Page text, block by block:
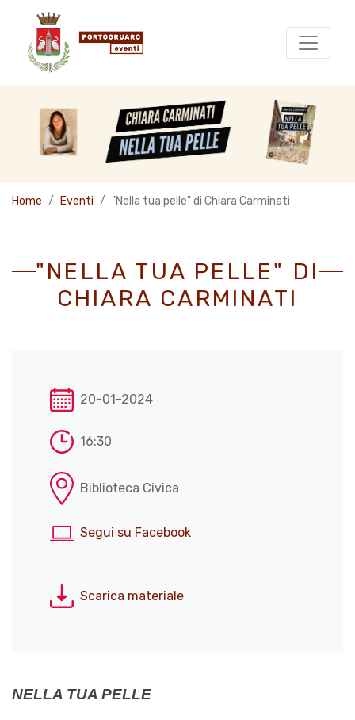
Home Eventi "Nella tua pelle" di Chiara Carminati
"NELLA TUA PELLE" DI
CHIARA CARMINATI
20-01-2024
16:30
Biblioteca Civica
Segui su Facebook
Scarica materiale
NELLA TUA PELLE